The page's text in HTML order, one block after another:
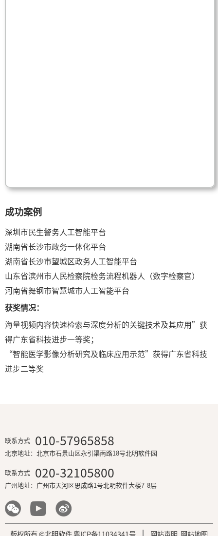
成功案例
深圳市民生警务人工智能平台
湖南省长沙市政务一体化平台
湖南省长沙市望城区政务人工智能平台
山东省滨州市人民检察院检务流程机器人（数字检察官）
河南省舞钢市智慧城市人工智能平台
获奖情况：
海量视频内容快速检索与深度分析的关键技术及其应用”获
得广东省科技进步一等奖；
“智能医学影像分析研究及临床应用示范”获得广东省科技
进步二等奖